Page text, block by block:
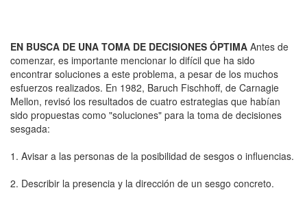
EN BUSCA DE UNA TOMA DE DECISIONES ÓPTIMA Antes de
comenzar, es importante mencionar lo difícil que ha sido
encontrar soluciones a este problema, a pesar de los muchos
esfuerzos realizados. En 1982, Baruch Fischhoff, de Carnagie
Mellon, revisó los resultados de cuatro estrategias que habían
sido propuestas como "soluciones" para la toma de decisiones
sesgada:
1. Avisar a las personas de la posibilidad de sesgos o influencias.
2. Describir la presencia y la dirección de un sesgo concreto.